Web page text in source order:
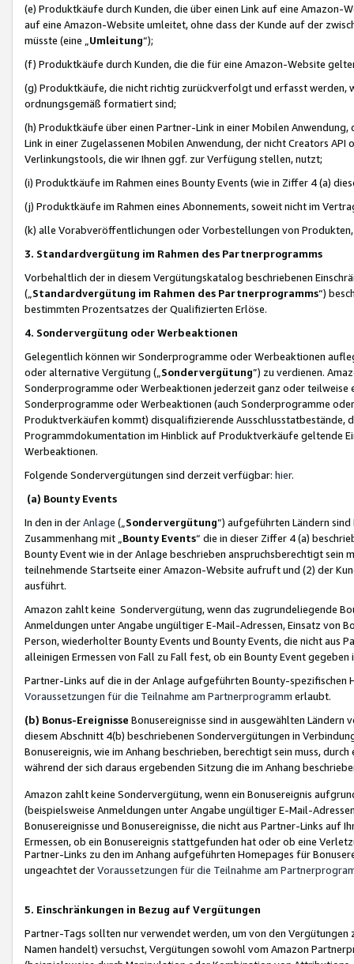
(e) Produktkäufe durch Kunden, die über einen Link auf eine
auf eine Amazon-Website umleitet, ohne dass der Kunde auf der
müsste (eine „ Umleitung“);
(f) Produktkäufe durch Kunden, die die für eine Amazon-Website
(g) Produktkäufe, die nicht richtig zurückverfolgt und erfasst werden,
ordnungsgemäß formatiert sind;
(h) Produktkäufe über einen Partner-Link in einer Mobilen
Link in einer Zugelassenen Mobilen Anwendung, der nicht Creators
Verlinkungstools, die wir Ihnen ggf. zur Verfügung stellen, nutzt;
(i) Produktkäufe im Rahmen eines Bounty Events (wie in Ziffer 4 (a)
(j) Produktkäufe im Rahmen eines Abonnements, soweit nicht im
(k) alle Vorabveröffentlichungen oder Vorbestellungen von
3. Standardvergütung im Rahmen des Partnerprogramms
Vorbehaltlich der in diesem Vergütungskatalog beschriebenen
(„ Standardvergütung im Rahmen des Partnerprogramms“)
bestimmten Prozentsatzes der Qualifizierten Erlöse.
4. Sondervergütung oder Werbeaktionen
Gelegentlich können wir Sonderprogramme oder Werbeaktionen
oder alternative Vergütung („ Sondervergütung”) zu verdienen.
Sonderprogramme oder Werbeaktionen jederzeit ganz oder
Sonderprogramme oder Werbeaktionen (auch Sonderprogramme
Produktverkäufen kommt) disqualifizierende Ausschlusstatbestände,
Programmdokumentation im Hinblick auf Produktverkäufe geltende
Werbeaktionen.
Folgende Sondervergütungen sind derzeit verfügbar: hier.
(a) Bounty Events
In den in derAnlage („ Sondervergütung“) aufgeführten Ländern
Zusammenhang mit „ Bounty Events“ die in dieser Ziffer 4 (a)
Bounty Event wie in der Anlage beschrieben anspruchsberechtigt sein
teilnehmende Startseite einer Amazon-Website aufruft und (2) der
ausführt.
Amazon zahlt keine Sondervergütung, wenn das zugrundeliegende
Anmeldungen unter Angabe ungültiger E-Mail-Adressen, Einsatz von
Person, wiederholter Bounty Events und Bounty Events, die nicht
alleinigen Ermessen von Fall zu Fall fest, ob ein Bounty Event
Partner-Links auf die in der Anlage aufgeführten Bounty-spezifischen
Voraussetzungen für die Teilnahme am Partnerprogramm erlaubt.
(b) Bonus-Ereignisse Bonusereignisse sind in ausgewählten Ländern
diesem Abschnitt 4(b) beschriebenen Sondervergütungen in
Bonusereignis, wie im Anhang beschrieben, berechtigt sein muss,
während der sich daraus ergebenden Sitzung die im Anhang
Amazon zahlt keine Sondervergütung, wenn ein Bonusereignis
(beispielsweise Anmeldungen unter Angabe ungültiger E-Mail-
Bonusereignisse und Bonusereignisse, die nicht aus Partner-Links auf
Ermessen, ob ein Bonusereignis stattgefunden hat oder ob eine
Partner-Links zu den im Anhang aufgeführten Homepages für
ungeachtet derVoraussetzungen für die Teilnahme am
5. Einschränkungen in Bezug auf Vergütungen
Partner-Tags sollten nur verwendet werden, um von den
Namen handelt) versuchst, Vergütungen sowohl vom Amazon